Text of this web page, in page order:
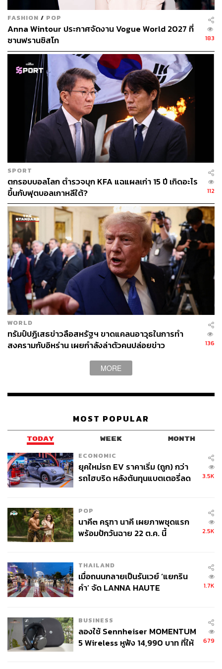
FASHION / POP
Anna Wintour ประกาศจัดงาน Vogue World 2027 ที่
ซานฟรานซิสโก
183
SPORT
ตกรอบบอลโลก ตำรวจบุก KFA แฉแผลเก่า 15 ปี เกิดอะไร
ขึ้นกับฟุตบอลเกาหลีใต้?
112
WORLD
ทรัมป์ปฏิเสธข่าวลือสหรัฐฯ ขาดแคลนอาวุธในการทำ
สงครามกับอิหร่าน เผยกำลังล่าตัวคนปล่อยข่าว
136
MORE
MOST POPULAR
TODAY WEEK MONTH
ECONOMIC
ยุคใหม่รถ EV ราคาเริ่ม (ถูก) กว่า
รถไฮบริด หลังต้นทุนแบตเตอรี่ลด
3.5K
POP
นาคี๓ ครุฑา นาคี เผยภาพชุดแรก
พร้อมปักวันฉาย 22 ต.ค. นี้
2.5K
THAILAND
เมื่อถนนกลายเป็นรันเวย์ ‘แยกริน
คำ’ จัด LANNA HAUTE
1.7K
BUSINESS
ลองใช้ Sennheiser MOMENTUM
5 Wireless หูฟัง 14,990 บาท ที่ให้
679